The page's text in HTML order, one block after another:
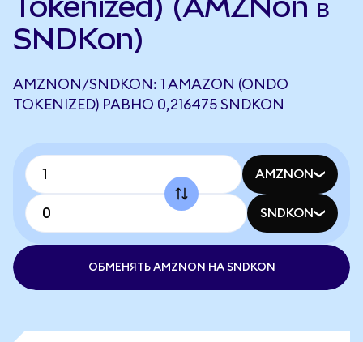
SNDKon)
AMZNON/SNDKON: 1 AMAZON (ONDO
TOKENIZED) РАВНО 0,216475 SNDKON
AMZNON
SNDKON
ОБМЕНЯТЬ AMZNON НА SNDKON